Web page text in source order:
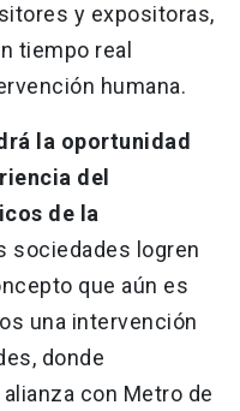
y expositoras,
tiempo real
humana.
la oportunidad
del
de la
sociedades logren
que aún es
una intervención
donde
con Metro de